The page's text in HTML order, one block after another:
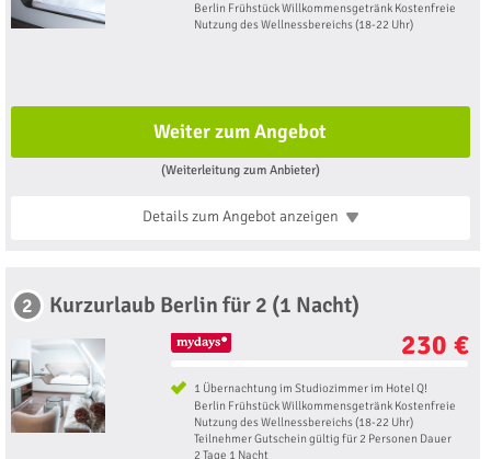
Berlin Frühstück Willkommensgetränk Kostenfreie
Nutzung des Wellnessbereichs (18-22 Uhr)
Weiter zum Angebot
(Weiterleitung zum Anbieter)
Details zum Angebotanzeigen
2 Kurzurlaub Berlin für 2 (1 Nacht)
230 €
1 Übernachtung im Studiozimmer im Hotel Q!
Berlin Frühstück Willkommensgetränk Kostenfreie
Nutzung des Wellnessbereichs (18-22 Uhr)
Teilnehmer Gutschein gültig für 2 Personen Dauer
2 Tage 1 Nacht